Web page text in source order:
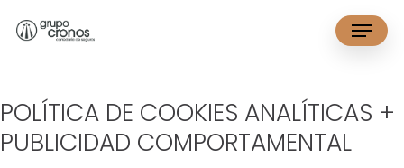
Menu
POLÍTICA DE COOKIES ANALÍTICAS +
PUBLICIDAD COMPORTAMENTAL